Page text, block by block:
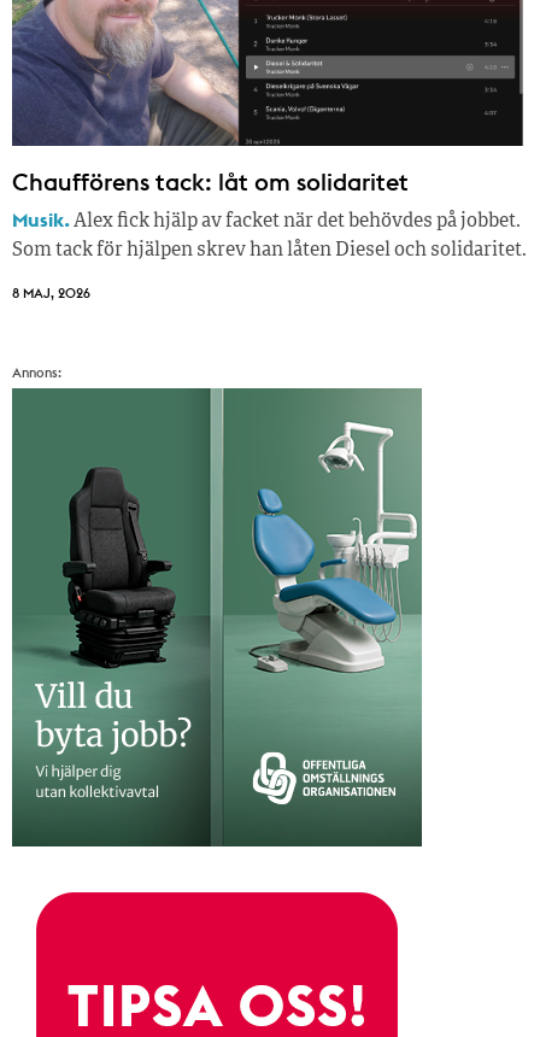
Chaufförens tack: låt om solidaritet
Musik.Alex fick hjälp av facket när det behövdes på jobbet.
Som tack för hjälpen skrev han låten Diesel och solidaritet.
8 MAJ, 2026
Annons: